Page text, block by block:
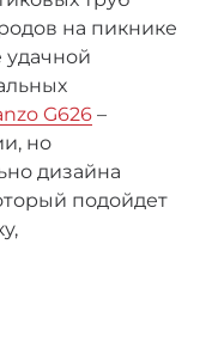
на пикнике
G626 –
но
дизайна
подойдет